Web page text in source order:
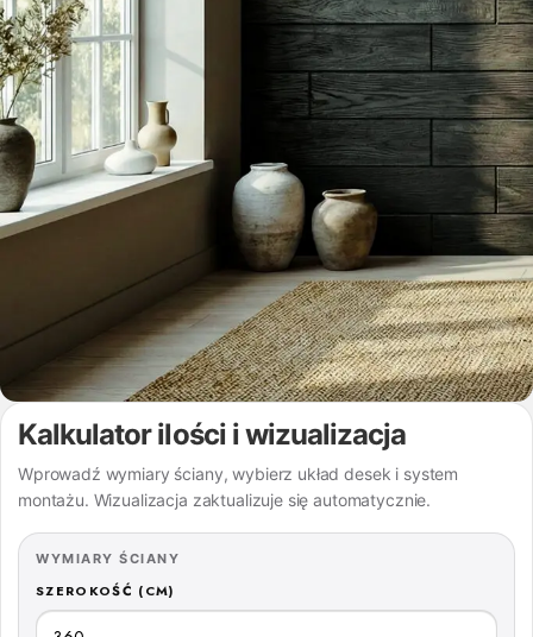
Kalkulator ilości i wizualizacja
Wprowadź wymiary ściany, wybierz układ desek i system
montażu. Wizualizacja zaktualizuje się automatycznie.
WYMIARY ŚCIANY
SZEROKOŚĆ (CM)